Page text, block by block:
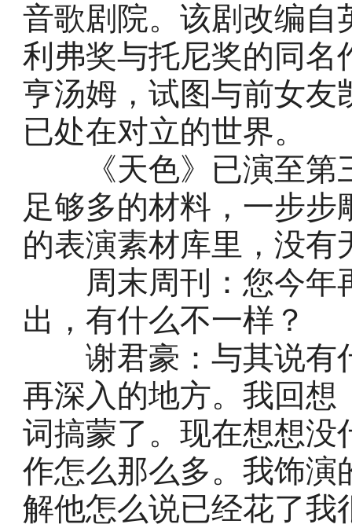
音歌剧院。该剧改编自
利弗奖与托尼奖的同名
亨汤姆，试图与前女友
已处在对立的世界。
《天色》已演至第
足够多的材料，一步
的表演素材库里，没有
周末周刊：您今年
出，有什么不一样？
谢君豪：与其说有
再深入的地方。我回想
词搞蒙了。现在想想没
作怎么那么多。我饰演
解他怎么说已经花了我